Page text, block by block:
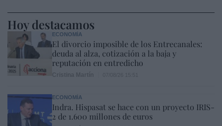
Hoy destacamos
ECONOMÍA
El divorcio imposible de los Entrecanales:
deuda al alza, cotización a la baja y
reputación en entredicho
ECONOMÍA
Indra. Hispasat se hace con un proyecto IRIS-
2 de 1.600 millones de euros